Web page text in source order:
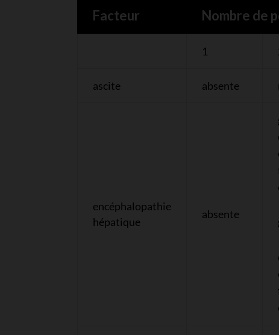
Facteur Nombre de
1
ascite absente
encéphalopathie
hépatique
absente